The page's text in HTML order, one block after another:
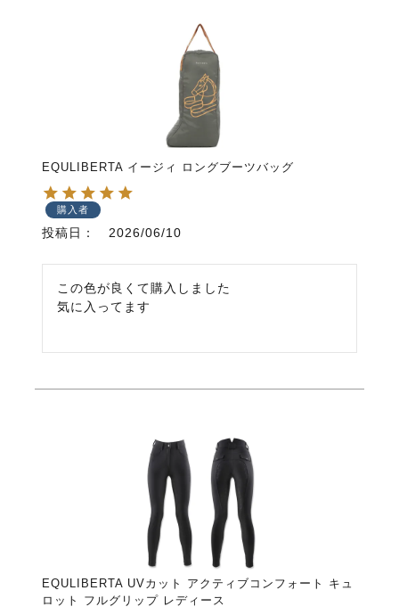
EQULIBERTA イージィ ロングブーツバッグ
購入者
投稿日 2026/06/10
この色が良くて購入しました
気に入ってます
EQULIBERTA UVカット アクティブコンフォート キュ
ロット フルグリップ レディース